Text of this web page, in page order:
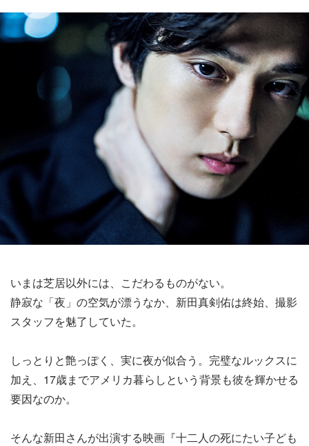
いまは芝居以外には、こだわるものがない。
静寂な「夜」の空気が漂うなか、新田真剣佑は終始、撮影
スタッフを魅了していた。
しっとりと艶っぽく、実に夜が似合う。完璧なルックスに
加え、17歳までアメリカ暮らしという背景も彼を輝かせる
要因なのか。
そんな新田さんが出演する映画『十二人の死にたい子ども